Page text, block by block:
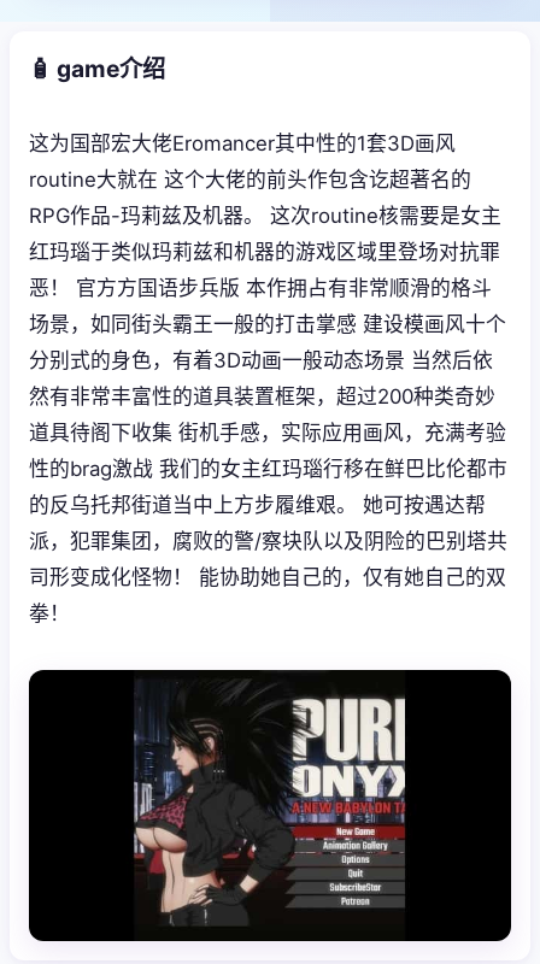
🧴 game介绍
这为国部宏大佬Eromancer其中性的1套3D画风
routine大就在 这个大佬的前头作包含讫超著名的
RPG作品-玛莉兹及机器。 这次routine核需要是女主
红玛瑙于类似玛莉兹和机器的游戏区域里登场对抗罪
恶！ 官方方国语步兵版 本作拥占有非常顺滑的格斗
场景，如同街头霸王一般的打击掌感 建设模画风十个
分别式的身色，有着3D动画一般动态场景 当然后依
然有非常丰富性的道具装置框架，超过200种类奇妙
道具待阁下收集 街机手感，实际应用画风，充满考验
性的brag激战 我们的女主红玛瑙行移在鲜巴比伦都市
的反乌托邦街道当中上方步履维艰。 她可按遇达帮
派，犯罪集团，腐败的警/察块队以及阴险的巴别塔共
司形变成化怪物！ 能协助她自己的，仅有她自己的双
拳！